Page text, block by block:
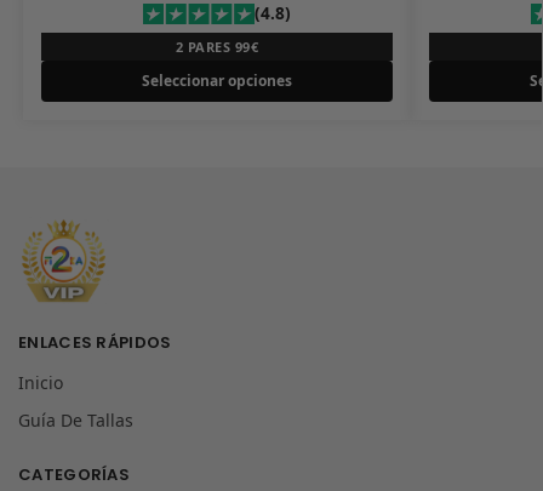
(4.8)
2 PARES 99€
Seleccionar opciones
ENLACES RÁPIDOS
Inicio
Guía De Tallas
CATEGORÍAS